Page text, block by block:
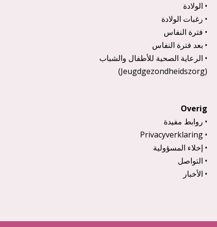
الولادة
رغبات الولادة
فترة النفاس
بعد فترة النفاس
الرعاية الصحية للأطفال والشباب
(Jeugdgezondheidszorg)
Overig
روابط مفيدة
Privacyverklaring
إخلاء المسؤولية
التواصل
الأخبار